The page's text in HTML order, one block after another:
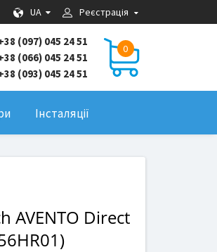
UA Реєстрація
(097) 045 24 51
(066) 045 24 51
(093) 045 24 51
0
Інсталяції
AVENTO Direct